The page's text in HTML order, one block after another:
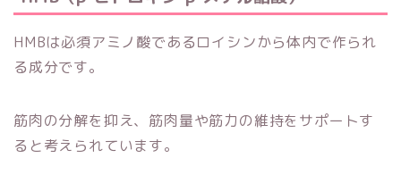
HMBは必須アミノ酸であるロイシンから体内で作られ
る成分です。
筋肉の分解を抑え、筋肉量や筋力の維持をサポートす
ると考えられています。